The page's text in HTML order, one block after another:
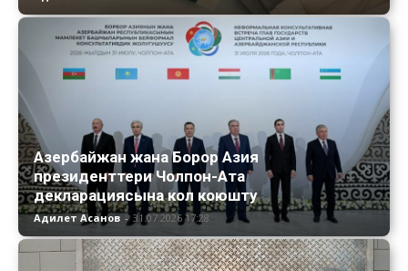
Азербайжан жана Борор Азия
президенттери Чолпон-Ата
декларациясына кол коюшту
Адилет Асанов - 31.07.2026 17:28